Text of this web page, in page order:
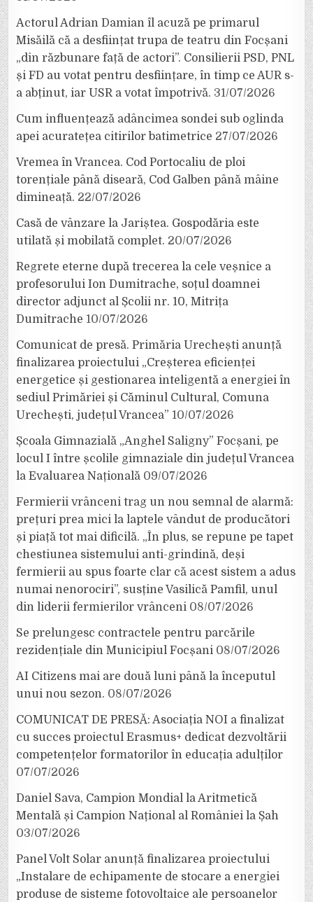
Actorul Adrian Damian îl acuză pe primarul
Misăilă că a desființat trupa de teatru din Focșani
„din răzbunare față de actori”. Consilierii PSD, PNL
și FD au votat pentru desființare, în timp ce AUR s-
a abținut, iar USR a votat împotrivă. 31/07/2026
Cum influențează adâncimea sondei sub oglinda
apei acuratețea citirilor batimetrice 27/07/2026
Vremea în Vrancea. Cod Portocaliu de ploi
torențiale până diseară, Cod Galben până mâine
dimineață. 22/07/2026
Casă de vânzare la Jariștea. Gospodăria este
utilată și mobilată complet. 20/07/2026
Regrete eterne după trecerea la cele veșnice a
profesorului Ion Dumitrache, soțul doamnei
director adjunct al Școlii nr. 10, Mitrița
Dumitrache 10/07/2026
Comunicat de presă. Primăria Urechești anunță
finalizarea proiectului „Creșterea eficienței
energetice și gestionarea inteligentă a energiei în
sediul Primăriei și Căminul Cultural, Comuna
Urechești, județul Vrancea” 10/07/2026
Școala Gimnazială „Anghel Saligny” Focșani, pe
locul I între școlile gimnaziale din județul Vrancea
la Evaluarea Națională 09/07/2026
Fermierii vrânceni trag un nou semnal de alarmă:
prețuri prea mici la laptele vândut de producători
și piață tot mai dificilă. „În plus, se repune pe tapet
chestiunea sistemului anti-grindină, deși
fermierii au spus foarte clar că acest sistem a adus
numai nenorociri”, susține Vasilică Pamfil, unul
din liderii fermierilor vrânceni 08/07/2026
Se prelungesc contractele pentru parcările
rezidențiale din Municipiul Focșani 08/07/2026
AI Citizens mai are două luni până la începutul
unui nou sezon. 08/07/2026
COMUNICAT DE PRESĂ: Asociația NOI a finalizat
cu succes proiectul Erasmus+ dedicat dezvoltării
competențelor formatorilor în educația adulților
07/07/2026
Daniel Sava, Campion Mondial la Aritmetică
Mentală și Campion Național al României la Șah
03/07/2026
Panel Volt Solar anunță finalizarea proiectului
„Instalare de echipamente de stocare a energiei
produse de sisteme fotovoltaice ale persoanelor